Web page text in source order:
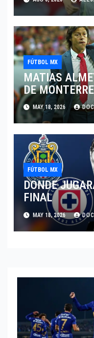
FÚTBOL MX
MATIAS
DE
MAY 18, 2026 DOC
FÚTBOL MX
DONDE
FINAL
MAY 18, 2026 DOC